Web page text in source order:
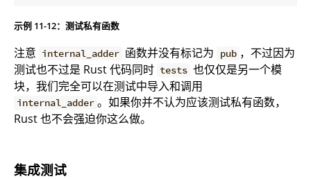
示例 11-12：测试私有函数
注意 internal_adder 函数并没有标记为 pub ，不过因为
测试也不过是 Rust 代码同时 tests 也仅仅是另一个模
块，我们完全可以在测试中导入和调用
internal_adder 。如果你并不认为应该测试私有函数，
Rust 也不会强迫你这么做。
集成测试